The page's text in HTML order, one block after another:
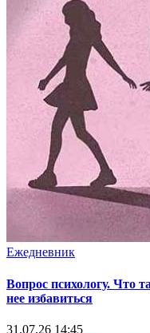
Ежедневник
Вопрос психологу. Что
нее избавиться
31.07.26 14:45